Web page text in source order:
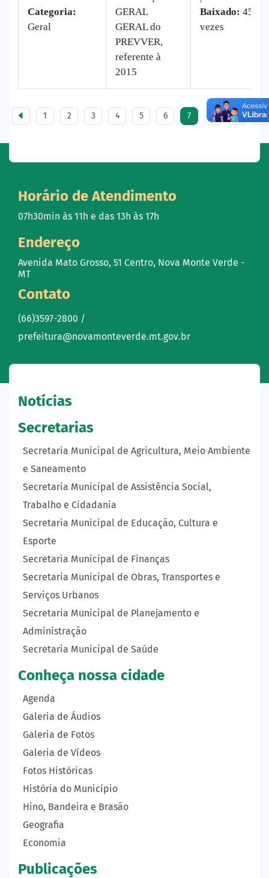
Categoria:
Geral
GERAL
GERAL do
PREVVER,
referente à
2015
Baixado: 45
vezes
1 2 3 4 5 6 7 8 9 10
Horário de Atendimento
07h30min às 11h e das 13h às 17h
Endereço
Avenida Mato Grosso, 51 Centro, Nova Monte Verde -
MT
Contato
(66)3597-2800 /
prefeitura@novamonteverde.mt.gov.br
Notícias
Secretarias
Secretaria Municipal de Agricultura, Meio Ambiente
e Saneamento
Secretaria Municipal de Assistência Social,
Trabalho e Cidadania
Secretaria Municipal de Educação, Cultura e
Esporte
Secretaria Municipal de Finanças
Secretaria Municipal de Obras, Transportes e
Serviços Urbanos
Secretaria Municipal de Planejamento e
Administração
Secretaria Municipal de Saúde
Conheça nossa cidade
Agenda
Galeria de Áudios
Galeria de Fotos
Galeria de Vídeos
Fotos Históricas
História do Município
Hino, Bandeira e Brasão
Geografia
Economia
Publicações